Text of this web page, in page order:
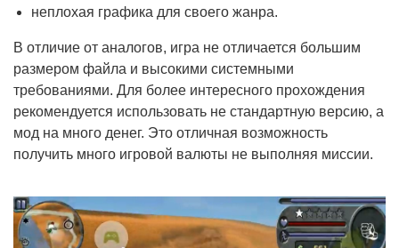
неплохая графика для своего жанра.
В отличие от аналогов, игра не отличается большим
размером файла и высокими системными
требованиями. Для более интересного прохождения
рекомендуется использовать не стандартную версию, а
мод на много денег. Это отличная возможность
получить много игровой валюты не выполняя миссии.